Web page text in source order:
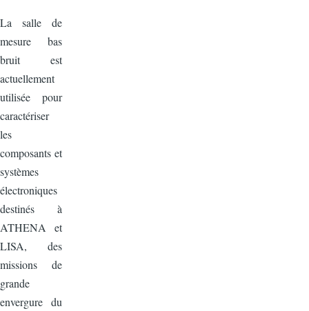
La salle de
mesure bas
bruit est
actuellement
utilisée pour
caractériser
les
composants et
systèmes
électroniques
destinés à
ATHENA et
LISA, des
missions de
grande
envergure du